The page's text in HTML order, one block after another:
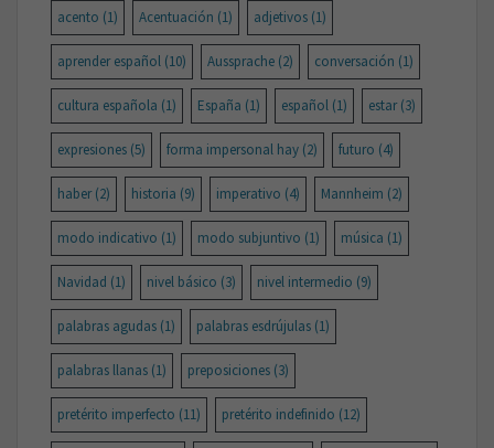
acento (1) Acentuación (1) adjetivos (1)
aprender español (10) Aussprache (2) conversación (1)
cultura española (1) España (1) español (1) estar(3)
expresiones (5) forma impersonal hay (2) futuro (4)
haber(2) historia (9) imperativo (4) Mannheim (2)
modo indicativo (1) modo subjuntivo (1) música (1)
Navidad (1) nivel básico (3) nivel intermedio (9)
palabras agudas (1) palabras esdrújulas (1)
palabras llanas (1) preposiciones (3)
pretérito imperfecto (11) pretérito indefinido (12)